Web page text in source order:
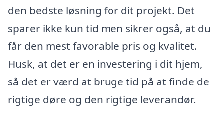
den bedste løsning for dit projekt. Det
sparer ikke kun tid men sikrer også, at du
får den mest favorable pris og kvalitet.
Husk, at det er en investering i dit hjem,
så det er værd at bruge tid på at finde de
rigtige døre og den rigtige leverandør.